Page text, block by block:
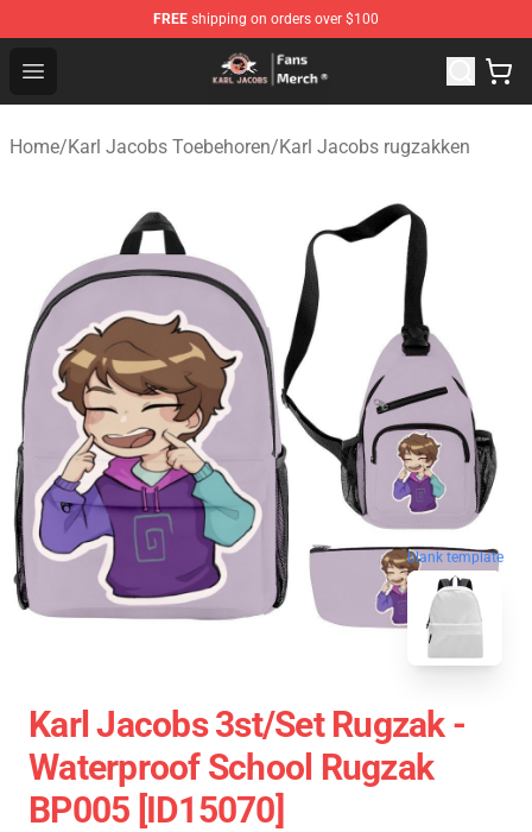
FREE shipping on orders over $100
Open menu
Karl Jacobs Store - Official Karl Jacobs Merchandise
Home/Karl Jacobs Toebehoren/Karl Jacobs rugzakken
blank template
Karl Jacobs 3st/set Rugzak -
Waterproof School Rugzak
BP005 [ID15070]